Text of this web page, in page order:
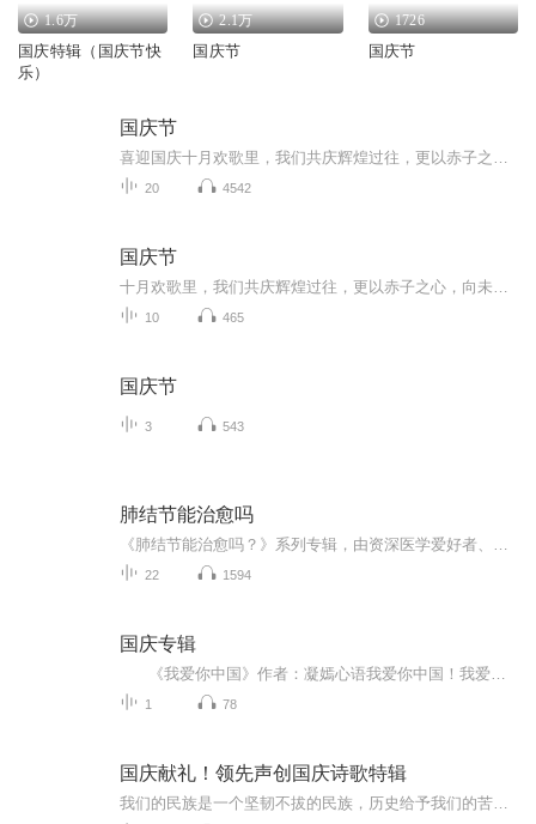
1.6万
国庆特辑（国庆节快
乐）
2.1万
国庆节
1726
国庆节
国庆节
20 4542
国庆节
10 465
国庆节
3 543
肺结节能治愈吗
22 1594
国庆专辑
1 78
国庆献礼！领先声创国庆诗歌特辑